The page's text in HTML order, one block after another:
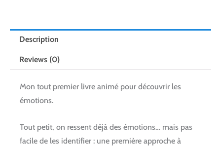
Description
Reviews (0)
Mon tout premier livre animé pour découvrir les
émotions.
Tout petit, on ressent déjà des émotions… mais pas
facile de les identifier : une première approche à